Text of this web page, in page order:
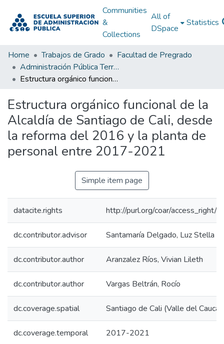
Communities
&
Collections
All of
DSpace
Statistics
Home Trabajos de Grado
Facultad de Pregrado
Administración Pública Territorial (APT)
Estructura orgánico funcional de la Alcaldía de Santiago de Cali, desde la reforma del 2016 y la planta de personal entre 2017-2021
Estructura orgánico funcional de la
Alcaldía de Santiago de Cali, desde
la reforma del 2016 y la planta de
personal entre 2017-2021
Simple item page
datacite.rights http://purl.org/coar/access_right/
dc.contributor.advisor Santamaría Delgado, Luz Stella
dc.contributor.author Aranzalez Ríos, Vivian Lileth
dc.contributor.author Vargas Beltrán, Rocío
dc.coverage.spatial Santiago de Cali (Valle del Cauca)
dc.coverage.temporal 2017-2021